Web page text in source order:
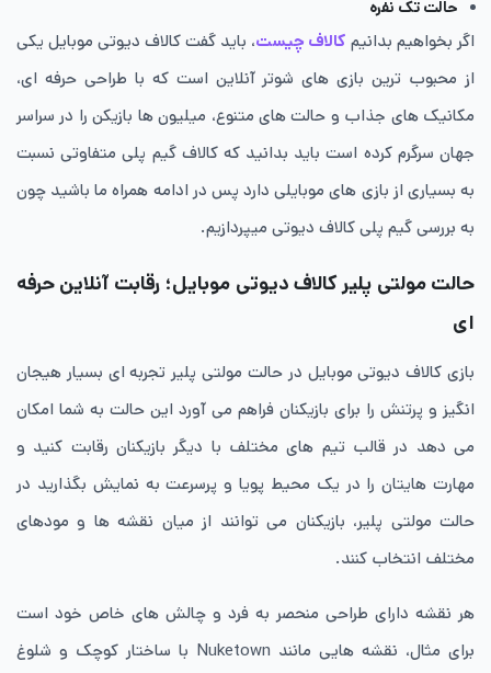
حالت تک نفره
اگر بخواهیم بدانیم کالاف چیست، باید گفت کالاف دیوتی موبایل یکی
از محبوب ترین بازی های شوتر آنلاین است که با طراحی حرفه ای،
مکانیک های جذاب و حالت های متنوع، میلیون ها بازیکن را در سراسر
جهان سرگرم کرده است باید بدانید که کالاف گیم پلی متفاوتی نسبت
به بسیاری از بازی های موبایلی دارد پس در ادامه همراه ما باشید چون
به بررسی گیم پلی کالاف دیوتی میپردازیم.
حالت مولتی پلیر کالاف دیوتی موبایل؛ رقابت آنلاین حرفه
ای
بازی کالاف دیوتی موبایل در حالت مولتی پلیر تجربه ای بسیار هیجان
انگیز و پرتنش را برای بازیکنان فراهم می آورد این حالت به شما امکان
می دهد در قالب تیم های مختلف با دیگر بازیکنان رقابت کنید و
مهارت هایتان را در یک محیط پویا و پرسرعت به نمایش بگذارید در
حالت مولتی پلیر، بازیکنان می توانند از میان نقشه ها و مودهای
مختلف انتخاب کنند.
هر نقشه دارای طراحی منحصر به فرد و چالش های خاص خود است
برای مثال، نقشه هایی مانند Nuketown با ساختار کوچک و شلوغ